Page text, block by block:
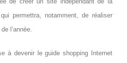
permettra, notamment, de réaliser
l’année.
à devenir le guide shopping Internet